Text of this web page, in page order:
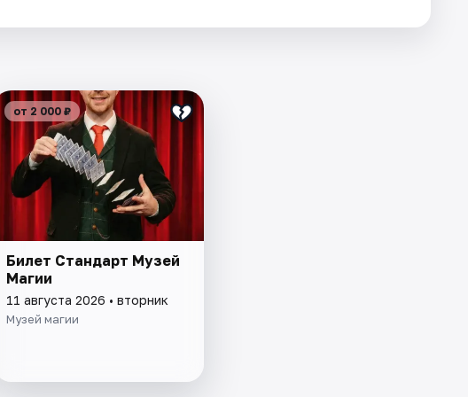
от 2 000 ₽
Билет Стандарт Музей
Магии
11 августа 2026 • вторник
Музей магии